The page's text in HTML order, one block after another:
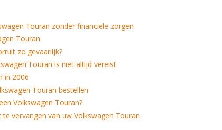
Touran zonder financiële zorgen
Touran
zo gevaarlijk?
Touran is niet altijd vereist
in 2006
Touran bestellen
Volkswagen Touran?
vervangen van uw Volkswagen Touran